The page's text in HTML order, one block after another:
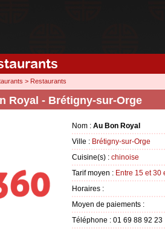
> Restaurants
Royal - Brétigny-sur-Orge
Nom : Au Bon Royal
Ville : Brétigny-sur-Orge
Cuisine(s) : chinoise
Tarif moyen : Entre 15 et 30
Horaires :
Moyen de paiements :
Téléphone : 01 69 88 92 23